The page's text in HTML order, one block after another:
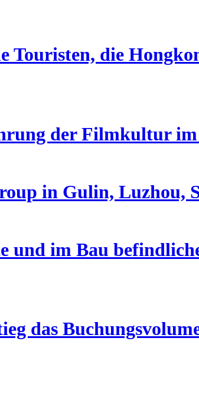
die
der Filmkultur
in Gulin, Luzhou,
und im Bau
das